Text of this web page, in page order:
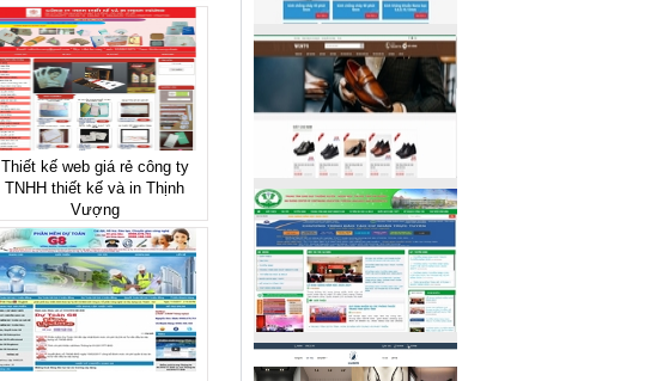
Thiết kế web giá rẻ công ty
TNHH thiết kế và in Thịnh
Vượng